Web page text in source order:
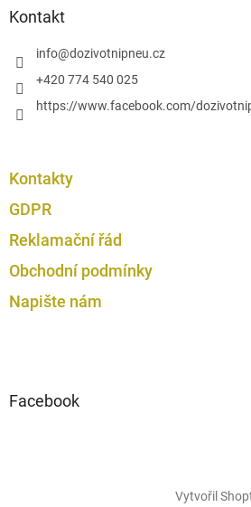
Kontakt
info@dozivotnipneu.cz
+420 774 540 025
https://www.facebook.com/
Kontakty
GDPR
Reklamační řád
Obchodní podmínky
Napište nám
Facebook
Vytvořil